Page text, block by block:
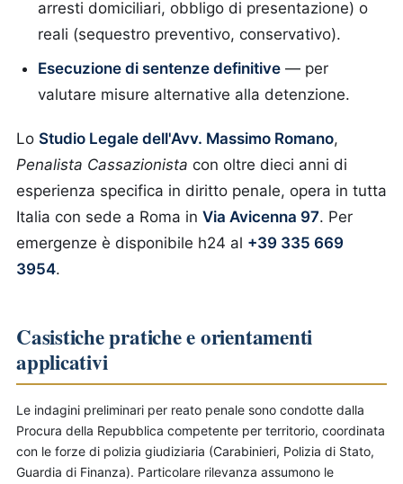
arresti domiciliari, obbligo di presentazione) o
reali (sequestro preventivo, conservativo).
Esecuzione di sentenze definitive — per
valutare misure alternative alla detenzione.
Lo Studio Legale dell'Avv. Massimo Romano,
Penalista Cassazionista con oltre dieci anni di
esperienza specifica in diritto penale, opera in tutta
Italia con sede a Roma in Via Avicenna 97. Per
emergenze è disponibile h24 al +39 335 669
3954.
Casistiche pratiche e orientamenti
applicativi
Le indagini preliminari per reato penale sono condotte dalla
Procura della Repubblica competente per territorio, coordinata
con le forze di polizia giudiziaria (Carabinieri, Polizia di Stato,
Guardia di Finanza). Particolare rilevanza assumono le